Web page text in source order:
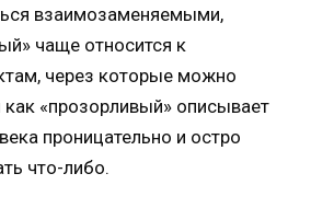
взаимозаменяемыми,
чаще относится к
через которые можно
как «прозорливый» описывает
проницательно и остро
что-либо.